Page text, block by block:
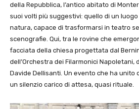
della Repubblica, l’antico abitato di
suoi volti più suggestivi: quello di un
natura, capace di trasformarsi in teatro
scenografie. Qui, tra le rovine che
facciata della chiesa progettata dal
dell’Orchestra dei Filarmonici Napoletani,
Davide Dellisanti. Un evento che ha unito
un silenzio carico di attesa, quasi rituale.